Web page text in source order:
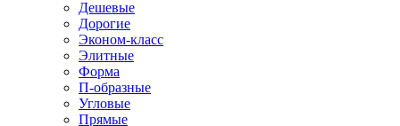
Дешевые
Дорогие
Эконом-класс
Элитные
Форма
П-образные
Угловые
Прямые